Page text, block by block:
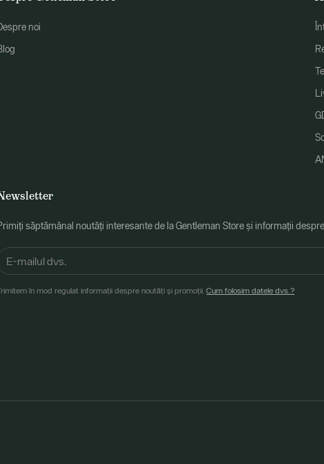
noi
săptămânal noutăți interesante de la Gentleman Store și informații
în mod regulat informații despre noutăți și promoții.Cum folosim datele dvs.?